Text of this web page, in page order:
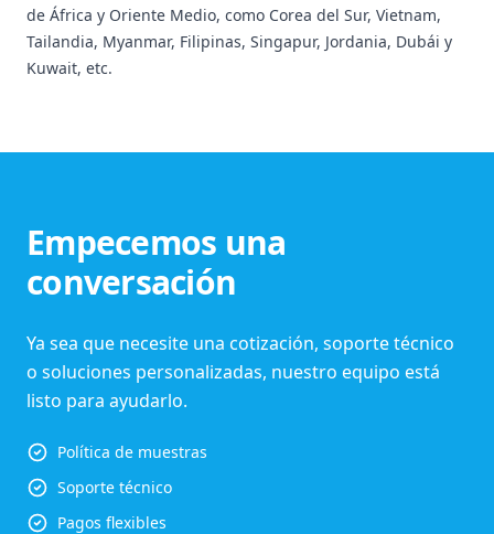
de África y Oriente Medio, como Corea del Sur, Vietnam,
Tailandia, Myanmar, Filipinas, Singapur, Jordania, Dubái y
Kuwait, etc.
Empecemos una
conversación
Ya sea que necesite una cotización, soporte técnico
o soluciones personalizadas, nuestro equipo está
listo para ayudarlo.
Política de muestras
Soporte técnico
Pagos flexibles